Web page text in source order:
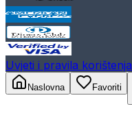
Uvjeti i pravila korištenja
Naslovna
Favoriti